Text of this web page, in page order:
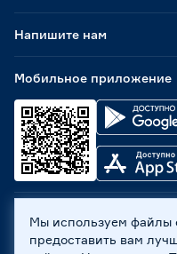
Мобильное приложение
Напишите нам
ООО «Бауцентр Рус»
ул. А.Невского, 205.
Мы используем файлы
предоставить вам